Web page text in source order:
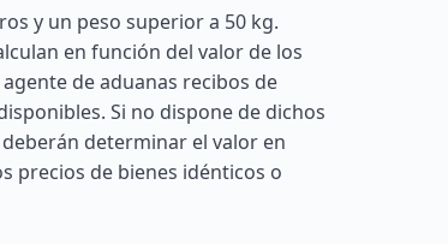
y un peso superior a 50 kg.
en función del valor de los
de aduanas recibos de
Si no dispone de dichos
determinar el valor en
precios de bienes idénticos o